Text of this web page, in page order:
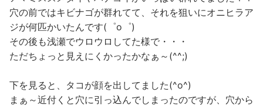
穴の前ではキビナゴが群れてて、それを狙いにオニヒラア
ジが何匹かいたんです(゜o゜)
その後も浅瀬でウロウロしてた様で・・・
ただちょっと見えにくかったかなぁ～(^^;)
下を見ると、タコが顔を出してました(^o^)
まぁ～近付くと穴に引っ込んでしまったのですが、穴から